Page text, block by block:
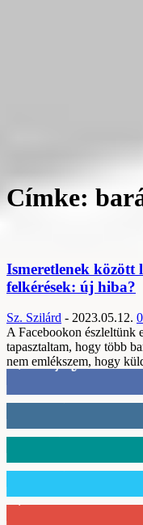
Címke:
Ismeretlenek
felkérések: új hiba?
Sz. Szilárd - 2023.05.12. 0
A Facebookon észleltünk
tapasztaltam, hogy több
nem emlékszem, hogy
3,452 Rajongók